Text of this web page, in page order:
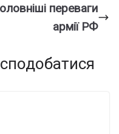
переваги
армії РФ